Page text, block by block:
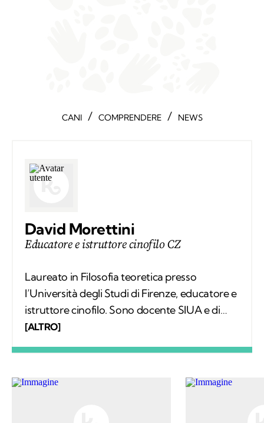
CANI / COMPRENDERE / NEWS
David Morettini
Educatore e istruttore cinofilo CZ
Laureato in Filosofia teoretica presso
l’Università degli Studi di Firenze, educatore e
istruttore cinofilo. Sono docente SIUA e di
altre scuole di formazione cinofila, e docente
è quella di formare persone che sappiano
[ALTRO]